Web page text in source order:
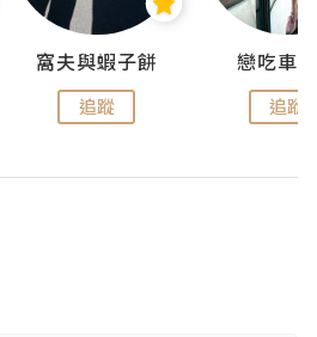
窩夫與蝦子餅
追蹤
戀吃車
追蹤